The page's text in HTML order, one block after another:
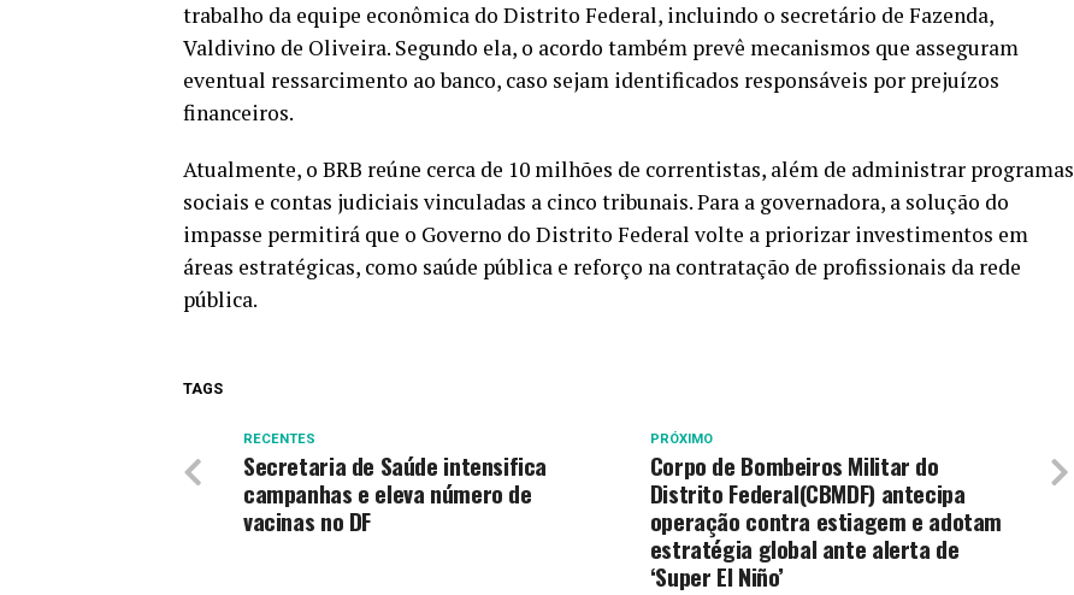
trabalho da equipe econômica do Distrito Federal, incluindo o secretário de Fazenda,
Valdivino de Oliveira. Segundo ela, o acordo também prevê mecanismos que asseguram
eventual ressarcimento ao banco, caso sejam identificados responsáveis por prejuízos
financeiros.
Atualmente, o BRB reúne cerca de 10 milhões de correntistas, além de administrar programas
sociais e contas judiciais vinculadas a cinco tribunais. Para a governadora, a solução do
impasse permitirá que o Governo do Distrito Federal volte a priorizar investimentos em
áreas estratégicas, como saúde pública e reforço na contratação de profissionais da rede
pública.
TAGS
PRÓXIMO
Corpo de Bombeiros Militar do
Distrito Federal(CBMDF) antecipa
operação contra estiagem e adotam
estratégia global ante alerta de
‘Super El Niño’
RECENTES
Secretaria de Saúde intensifica
campanhas e eleva número de
vacinas no DF